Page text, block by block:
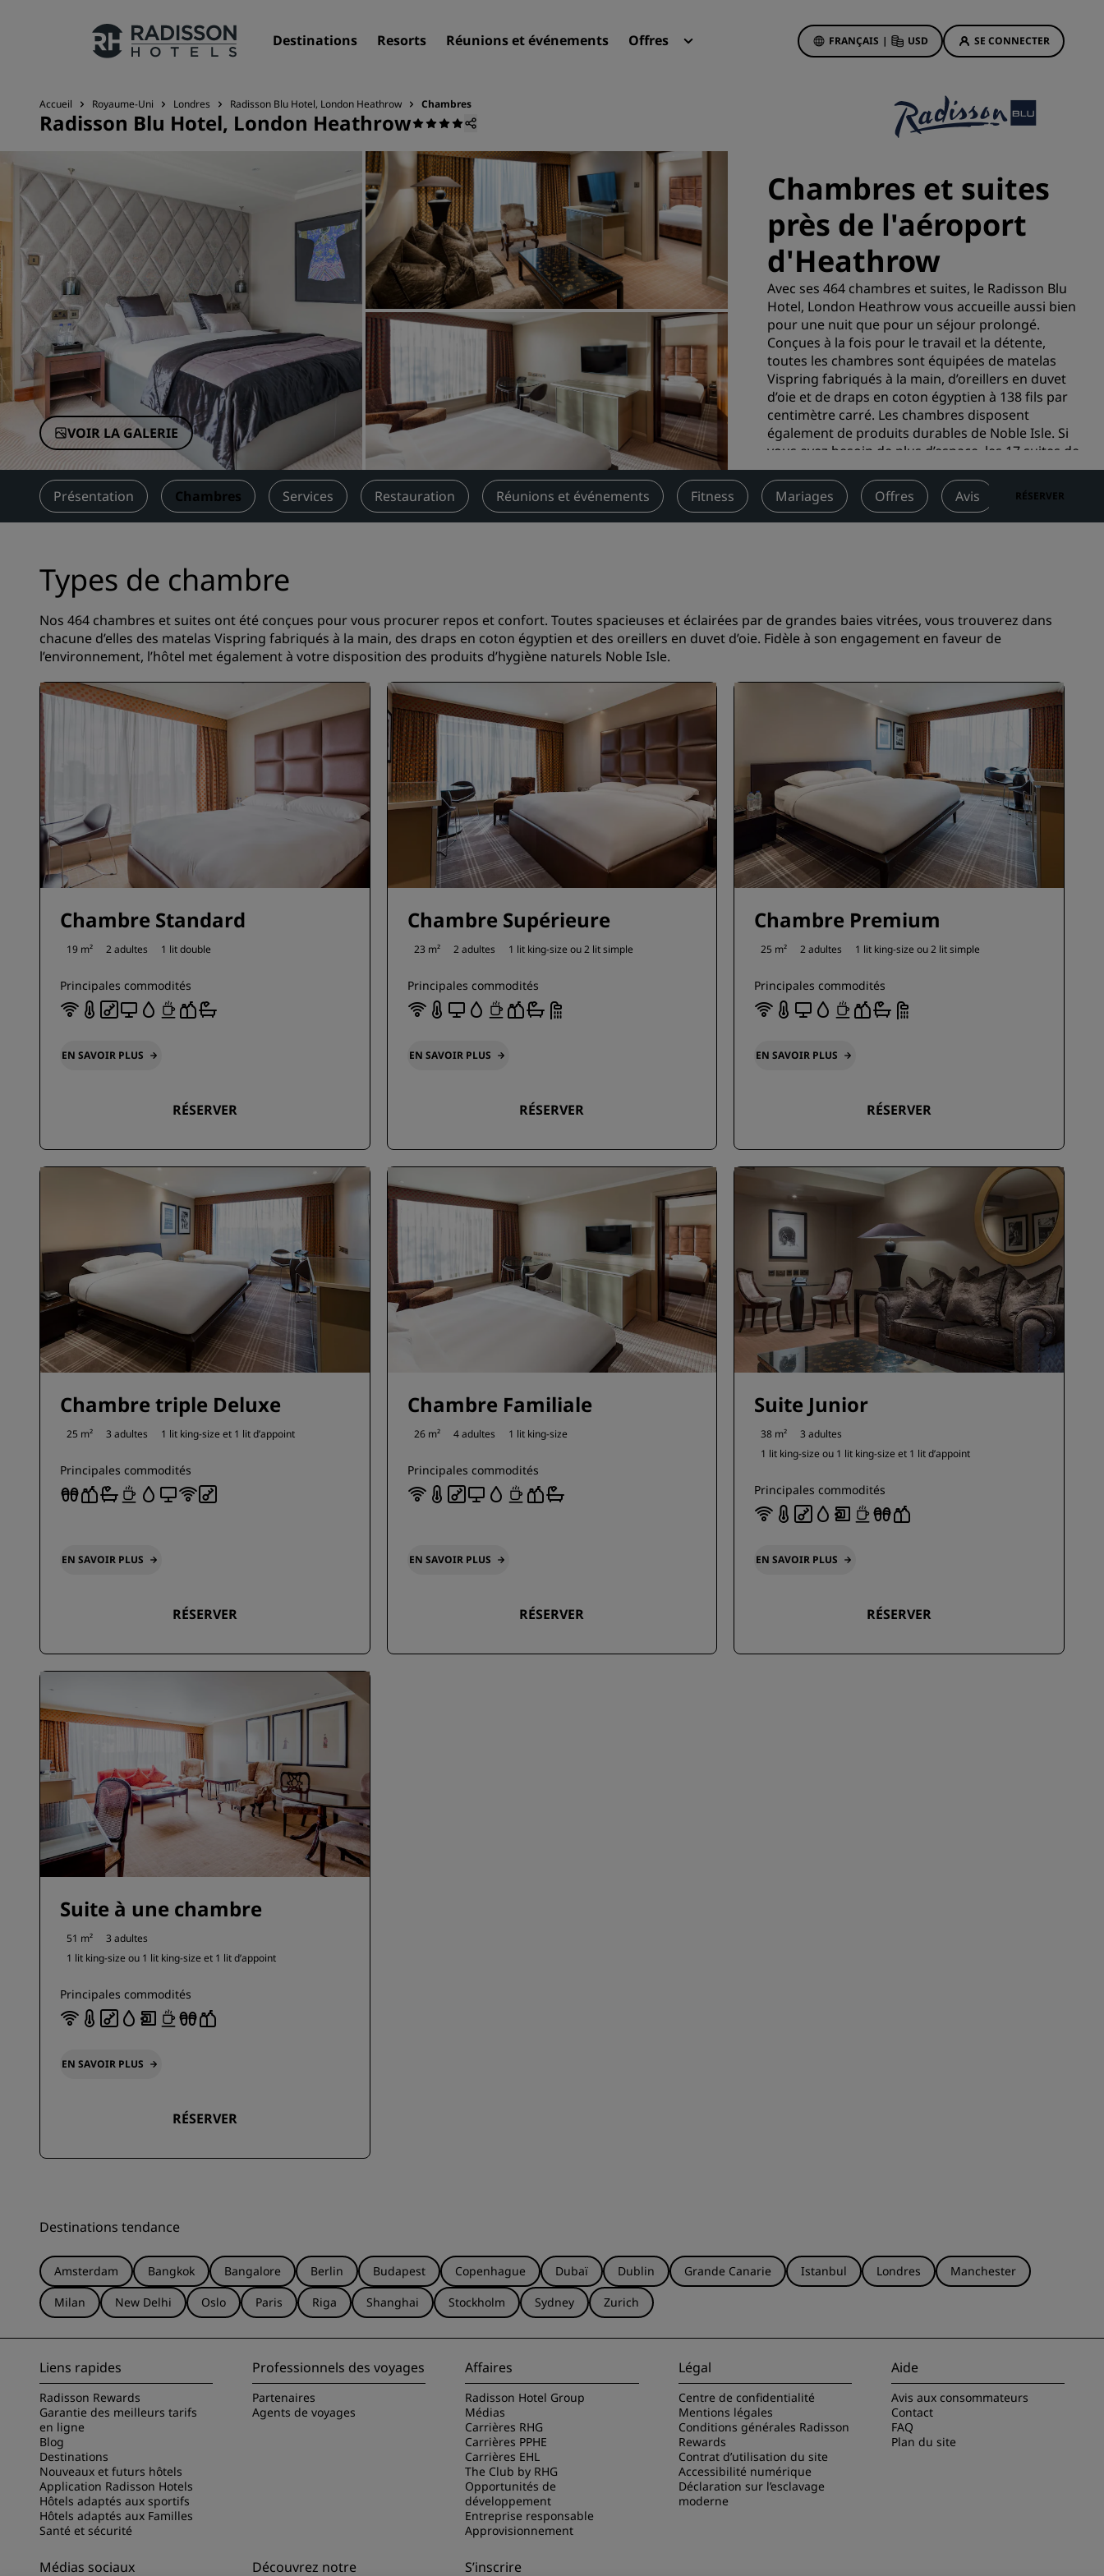
Destinations Resorts Réunions et événements Offres FRANÇAIS | USD SE CONNECTER
Nos enseignes
Marques Radisson Hotels
Marques affiliées en Chine
Destinations
Resorts
Appartements hôteliers
Hôtels d'aéroport
Nouveaux et futurs hôtels
Réunions et événements
Découvrez Radisson Meetings
Réservez une salle de réunion
Demander un devis
Pour les événements
Solutions d’entreprise
Rechercher des vols
Rechercher des vols
Services numériques
Application Radisson Hotels
Offres d'hôtels
La magie opère dès les premiers
Deals of the Day
Réservez à l’avance
Voir nos forfaits
Idées de voyage
Hôtels adaptés aux familles
Rad Pets
Espaces dédiés aux mariages
Séjours durables
Voyageur d'affaires
Hôtels du centre-ville
Découvrez Radisson Rewards
Avantages
Comment gagner des points
Bookers et Planners
ADHÉRER
Accueil Royaume-Uni Londres Radisson Blu Hotel, London Heathrow Chambres
Radisson Blu Hotel, London Heathrow
VOIR LA GALERIE
Chambres et suites
près de l'aéroport
d'Heathrow
Avec ses 464 chambres et suites, le Radisson Blu
Hotel, London Heathrow vous accueille aussi bien
pour une nuit que pour un séjour prolongé.
Conçues à la fois pour le travail et la détente,
toutes les chambres sont équipées de matelas
Vispring fabriqués à la main, d’oreillers en duvet
d’oie et de draps en coton égyptien à 138 fils par
centimètre carré. Les chambres disposent
également de produits durables de Noble Isle. Si
vous avez besoin de plus d’espace, les 17 suites de
l’hôtel possèdent un séjour et une chambre à
coucher séparés, ce qui signifie qu’il est possible
de travailler ou d’organiser des réunions en petit
comité dans le coin salon.
Présentation Chambres Services Restauration Réunions et événements Fitness Mariages Offres Avis Activités
RÉSERVER
Types de chambre
Nos 464 chambres et suites ont été conçues pour vous procurer repos et confort. Toutes spacieuses et éclairées par de grandes baies vitrées, vous trouverez dans
chacune d’elles des matelas Vispring fabriqués à la main, des draps en coton égyptien et des oreillers en duvet d’oie. Fidèle à son engagement en faveur de
l’environnement, l’hôtel met également à votre disposition des produits d’hygiène naturels Noble Isle.
Chambre Standard
19 m² 2 adultes 1 lit double
Principales commodités
EN SAVOIR PLUS
RÉSERVER
Chambre Supérieure
23 m² 2 adultes 1 lit king-size ou2 lit simple
Principales commodités
EN SAVOIR PLUS
RÉSERVER
Chambre Premium
25 m² 2 adultes 1 lit king-size ou2 lit simple
Principales commodités
EN SAVOIR PLUS
RÉSERVER
Chambre triple Deluxe
25 m² 3 adultes 1 lit king-size et 1 lit d’appoint
Principales commodités
EN SAVOIR PLUS
RÉSERVER
Chambre Familiale
26 m² 4 adultes 1 lit king-size
Principales commodités
EN SAVOIR PLUS
RÉSERVER
Suite Junior
38 m²
3 adultes
1 lit king-size ou 1 lit king-size et 1 lit d’appoint
Principales commodités
EN SAVOIR PLUS
RÉSERVER
Suite à une chambre
51 m²
3 adultes
1 lit king-size ou 1 lit king-size et 1 lit d’appoint
Principales commodités
EN SAVOIR PLUS
RÉSERVER
Destinations tendance
Amsterdam Bangkok Bangalore Berlin Budapest Copenhague Dubaï Dublin Grande Canarie Istanbul Londres
Manchester
Milan
New Delhi Oslo Paris Riga Shanghai Stockholm Sydney Zurich
Liens rapides
Radisson Rewards
Garantie des meilleurs tarifs
en ligne
Blog
Destinations
Nouveaux et futurs hôtels
Application Radisson Hotels
Hôtels adaptés aux sportifs
Hôtels adaptés aux Familles
Santé et sécurité
Professionnels des voyages
Partenaires
Agents de voyages
Affaires
Radisson Hotel Group
Médias
Carrières RHG
Carrières PPHE
Carrières EHL
The Club by RHG
Opportunités de
développement
Entreprise responsable
Approvisionnement
Légal
Centre de confidentialité
Mentions légales
Conditions générales Radisson
Rewards
Contrat d’utilisation du site
Accessibilité numérique
Déclaration sur l’esclavage
moderne
Aide
Avis aux consommateurs
Contact
FAQ
Plan du site
Médias sociaux Découvrez notre S’inscrire